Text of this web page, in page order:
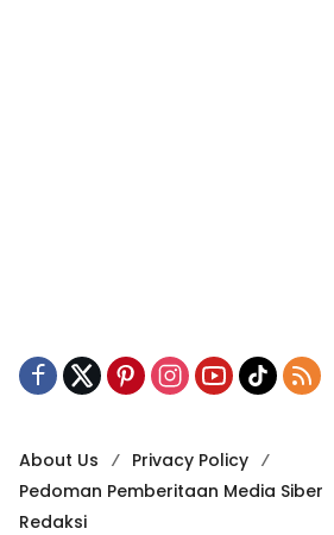
About Us
Privacy Policy
Pedoman Pemberitaan Media Siber
Redaksi